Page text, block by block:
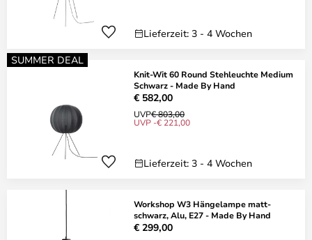
Lieferzeit: 3 - 4 Wochen
SUMMER DEAL
Knit-Wit 60 Round Stehleuchte Medium
Schwarz - Made By Hand
€ 582,00
UVP€ 803,00
UVP -€ 221,00
Lieferzeit: 3 - 4 Wochen
Workshop W3 Hängelampe matt-
schwarz, Alu, E27 - Made By Hand
€ 299,00